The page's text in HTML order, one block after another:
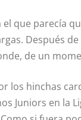
el que parecía
Después
de un
los hinchas
Juniors en la